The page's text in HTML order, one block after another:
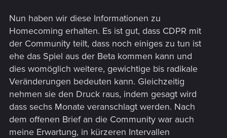
Nun haben wir diese Informationen zu
Homecoming erhalten. Es ist gut, dass CDPR mit
der Community teilt, dass noch einiges zu tun ist
ehe das Spiel aus der Beta kommen kann und
dies womöglich weitere, gewichtige bis radikale
Veränderungen bedeuten kann. Gleichzeitig
nehmen sie den Druck raus, indem gesagt wird
dass sechs Monate veranschlagt werden. Nach
dem offenen Brief an die Community war auch
meine Erwartung, in kürzeren Intervallen